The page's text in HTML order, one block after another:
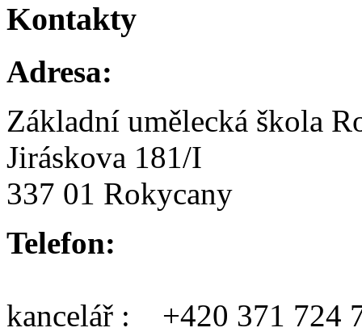
Kontakty
Adresa:
Základní umělecká škola
Jiráskova 181/I
337 01 Rokycany
Telefon:
kancelář : +420 371 724